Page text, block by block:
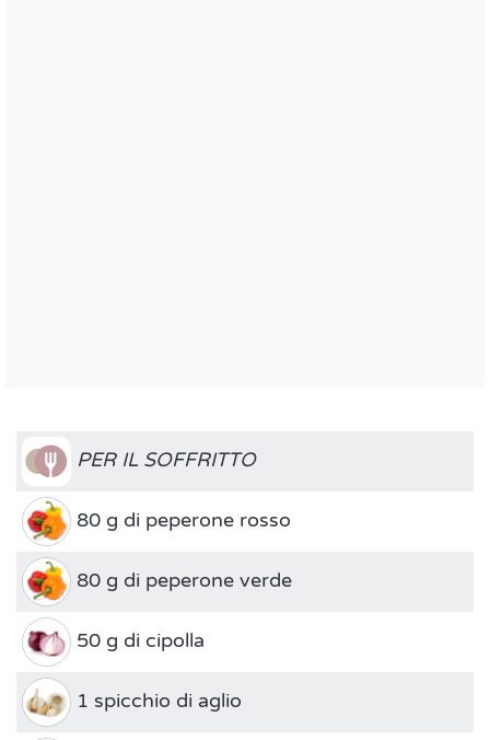
PER IL SOFFRITTO
80 g di peperone rosso
80 g di peperone verde
50 g di cipolla
1 spicchio di aglio